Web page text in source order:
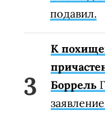
подавил.
К
Боррель